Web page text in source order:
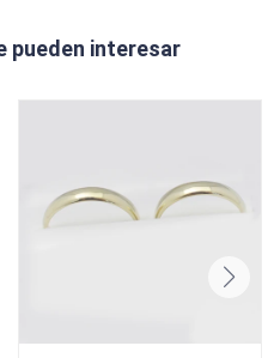
pueden interesar